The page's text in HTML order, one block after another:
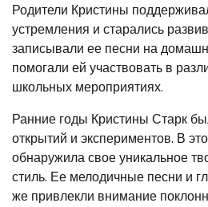
Родители Кристины
устремления и старались
записывали ее песни на
помогали ей участвовать в
школьных мероприятиях.
Ранние годы Кристины Старк
открытий и экспериментов. В
обнаружила свое уникальное
стиль. Ее мелодичные песни и
же привлекли внимание